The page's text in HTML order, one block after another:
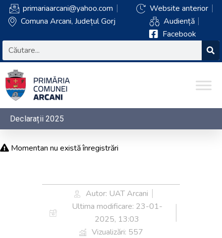
primariaarcani@yahoo.com
Comuna Arcani, Județul Gorj
Website anterior
Audiență
Facebook
Declarații 2025
Momentan nu există înregistrări
Autor: UAT Arcani
Ultima modificare: 23-01-
2025, 13:03
Vizualizări: 557